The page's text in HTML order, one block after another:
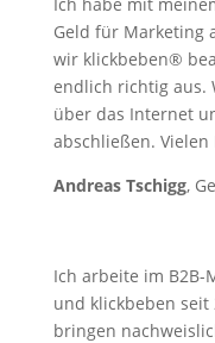
Geld für Marketing
wir klickbeben®
endlich richtig aus.
über das Internet
abschließen. Vielen
Andreas Tschigg,
Ich arbeite im B2B-
und klickbeben seit
bringen